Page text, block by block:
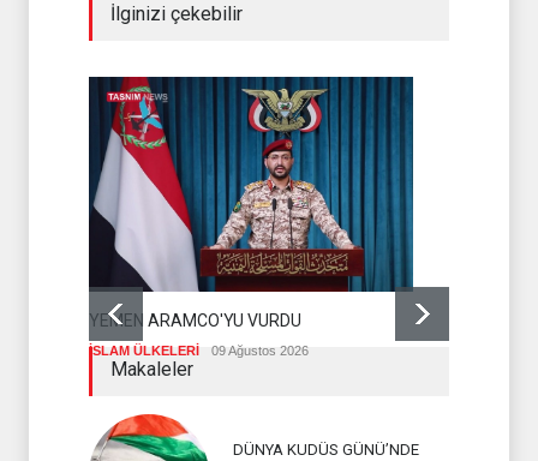
İlginizi çekebilir
YEMEN ARAMCO'YU VURDU
İSLAM ÜLKELERİ 09 Ağustos 2026
Makaleler
DÜNYA KUDÜS GÜNÜ’NDE